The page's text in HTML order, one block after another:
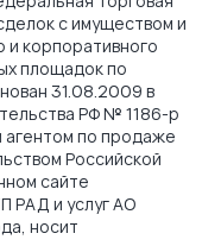
с имуществом и
и корпоративного
площадок по
31.08.2009 в
РФ № 1186-р
по продаже
Российской
сайте
РАД и услуг АО
носит